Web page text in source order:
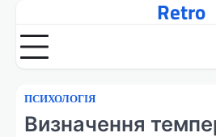
вмісту
Retro
ПСИХОЛОГІЯ
Визначення